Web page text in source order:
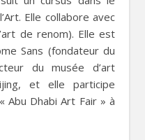
Elle collabore avec
de renom). Elle est
Sans (fondateur du
du musée d’art
et elle participe
Abu Dhabi Art Fair » à